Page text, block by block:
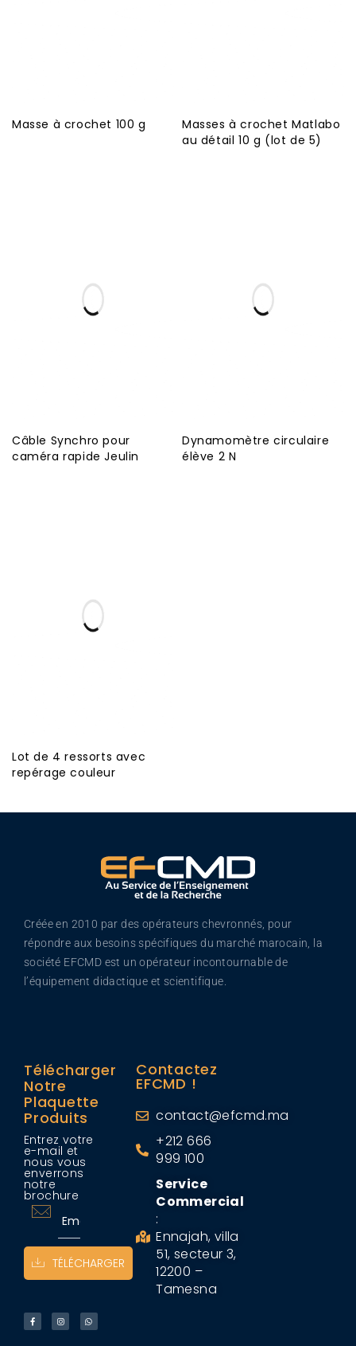
Masse à crochet 100 g
Masses à crochet Matlabo
au détail 10 g (lot de 5)
Câble Synchro pour
caméra rapide Jeulin
Dynamomètre circulaire
élève 2 N
Lot de 4 ressorts avec
repérage couleur
Créée en 2010 par des opérateurs chevronnés, pour
répondre aux besoins spécifiques du marché marocain, la
société EFCMD est un opérateur incontournable de
l’équipement didactique et scientifique.
Télécharger
Notre
Plaquette
Produits
Entrez votre
e-mail et
nous vous
enverrons
notre
brochure
TÉLÉCHARGER
Contactez
EFCMD !
contact@efcmd.ma
+212 666
999 100
Service
Commercial
:
Ennajah, villa
51, secteur 3,
12200 –
Tamesna